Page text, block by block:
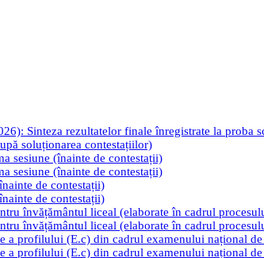
Sinteza rezultatelor finale înregistrate la proba
soluționarea contestațiilor)
sesiune (înainte de contestații)
sesiune (înainte de contestații)
de contestații)
de contestații)
învățământul liceal (elaborate în cadrul
învățământul liceal (elaborate în cadrul
a profilului (E.c) din cadrul examenului național de
a profilului (E.c) din cadrul examenului național de